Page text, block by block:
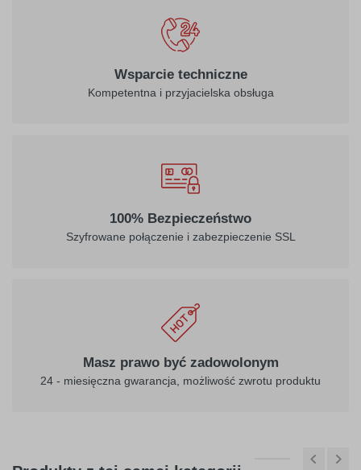
purpurowo-
312
burgund
czerwony
pomarańczowy
ciemny
fioletowy
różowy
Wsparcie techniczne
Kompetentna i przyjacielska obsługa
100% Bezpieczeństwo
Szyfrowane połączenie i zabezpieczenie SSL
Masz prawo być zadowolonym
24 - miesięczna gwarancja, możliwość zwrotu produktu